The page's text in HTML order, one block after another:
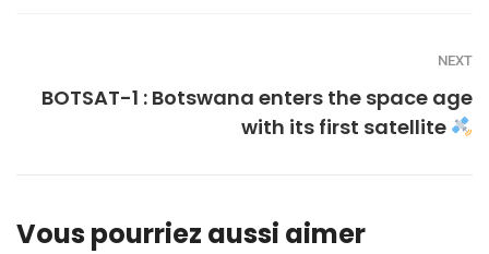
NEXT
BOTSAT-1 : Botswana enters the space age
with its first satellite
Vous pourriez aussi aimer